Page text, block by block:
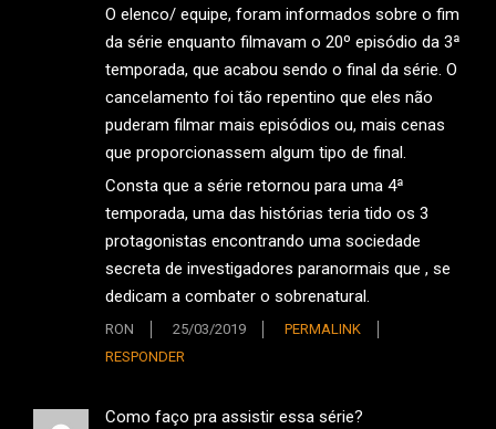
O elenco/ equipe, foram informados sobre o fim
da série enquanto filmavam o 20º episódio da 3ª
temporada, que acabou sendo o final da série. O
cancelamento foi tão repentino que eles não
puderam filmar mais episódios ou, mais cenas
que proporcionassem algum tipo de final.
Consta que a série retornou para uma 4ª
temporada, uma das histórias teria tido os 3
protagonistas encontrando uma sociedade
secreta de investigadores paranormais que , se
dedicam a combater o sobrenatural.
RON 25/03/2019
PERMALINK
RESPONDER
Como faço pra assistir essa série?